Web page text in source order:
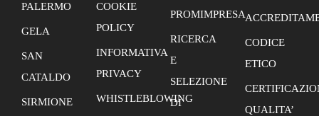
PALERMO
GELA
SAN
CATALDO
SIRMIONE
COOKIE
POLICY
INFORMATIVA
PRIVACY
WHISTLEBLOWING
PROMIMPRESA
RICERCA
E
SELEZIONE
DI
CODICE
ETICO
QUALITA’